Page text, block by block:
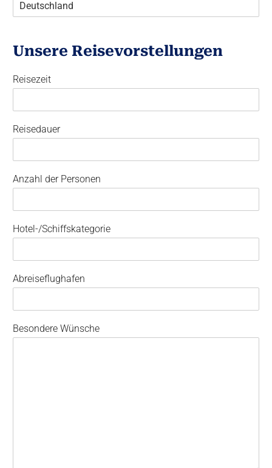
Unsere Reisevorstellungen
Reisezeit
Reisedauer
Anzahl der Personen
Hotel-/Schiffskategorie
Abreiseflughafen
Besondere Wünsche